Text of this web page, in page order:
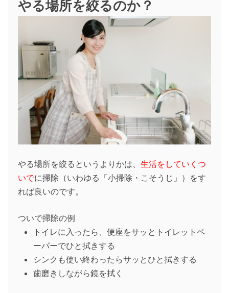
やる場所を絞るのか？
やる場所を絞るというよりかは、 生活をしていくつ
いでに掃除（いわゆる「小掃除・こそうじ」）をす
れば良いのです。
ついで掃除の例
トイレに入ったら、便座をサッとトイレットペ
ーパーでひと拭きする
シンクも使い終わったらサッとひと拭きする
歯磨きしながら鏡を拭く